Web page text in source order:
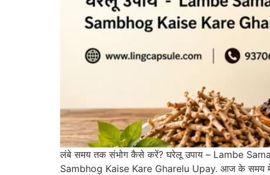
लंबे समय तक संभोग कैसे करें? घरेलू उपाय – Lambe
Sambhog Kaise Kare Gharelu Upay. आज के समय में